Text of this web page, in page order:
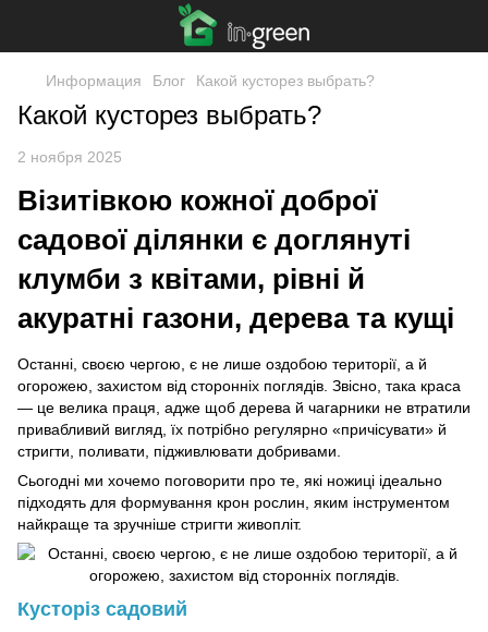
Информация Блог Какой кусторез выбрать?
Какой кусторез выбрать?
2 ноября 2025
Візитівкою кожної доброї
садової ділянки є доглянуті
клумби з квітами, рівні й
акуратні газони, дерева та кущі
Останні, своєю чергою, є не лише оздобою території, а й
огорожею, захистом від сторонніх поглядів. Звісно, така краса
— це велика праця, адже щоб дерева й чагарники не втратили
привабливий вигляд, їх потрібно регулярно «причісувати» й
стригти, поливати, підживлювати добривами.
Сьогодні ми хочемо поговорити про те, які ножиці ідеально
підходять для формування крон рослин, яким інструментом
найкраще та зручніше стригти живопліт.
Кусторіз садовий